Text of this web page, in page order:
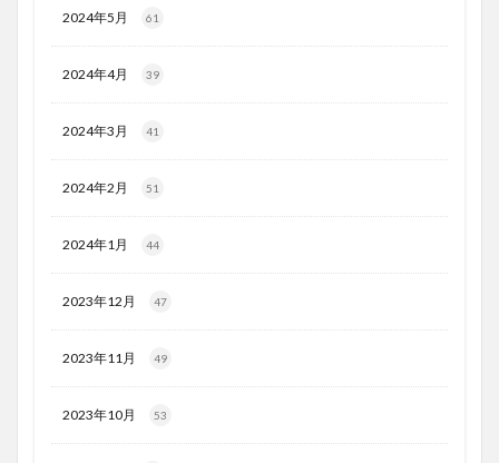
2024年5月 61
2024年4月 39
2024年3月 41
2024年2月 51
2024年1月 44
2023年12月 47
2023年11月 49
2023年10月 53